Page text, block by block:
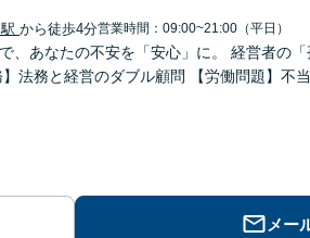
から徒歩4分営業時間：09:00~21:00（平日）
、あなたの不安を「安心」に。 経営者の
法務と経営のダブル顧問 【労働問題】不
メー